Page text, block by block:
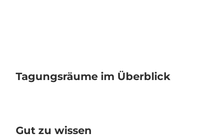
Tagungsräume im Überblick
Gut zu wissen